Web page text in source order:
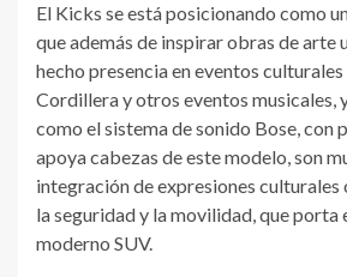
El Kicks se está posicionando como
que además de inspirar obras de arte
hecho presencia en eventos
Cordillera y otros eventos musicales,
como el sistema de sonido Bose, con
apoya cabezas de este modelo, son
integración de expresiones culturales
la seguridad y la movilidad, que porta
moderno SUV.